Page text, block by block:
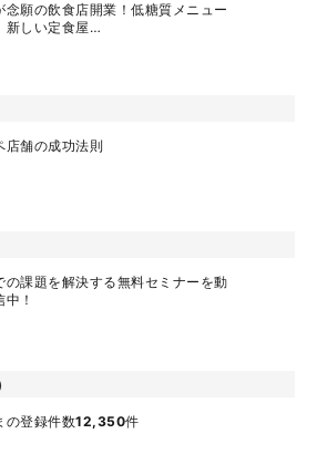
念願の飲食店開業！低糖質メニュー
新しい定食屋…
店舗の成功法則
の課題を解決する無料セミナーを動
！
の登録件数12,350件